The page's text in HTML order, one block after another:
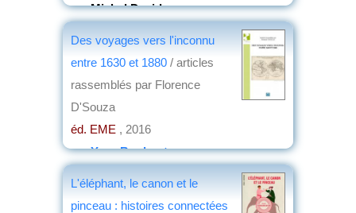
parMichel David
Des voyages vers l'inconnu
entre 1630 et 1880 / articles
rassemblés par Florence
D'Souza
éd. EME , 2016
parYves Boulvert
L'éléphant, le canon et le
pinceau : histoires connectées